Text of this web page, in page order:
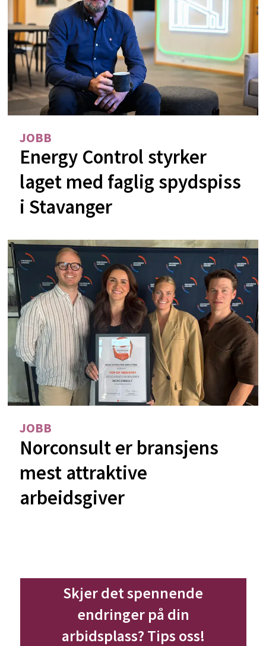
JOBB
Energy Control styrker
laget med faglig spydspiss
i Stavanger
JOBB
Norconsult er bransjens
mest attraktive
arbeidsgiver
Skjer det spennende
endringer på din
arbidsplass? Tips oss!